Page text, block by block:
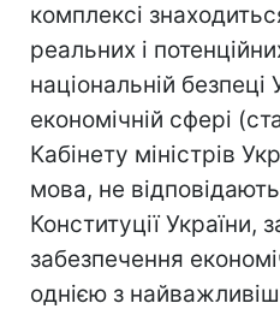
комплексі
реальних і
національній безпеці
економічній сфері
Кабінету міністрів
мова, не відповідають
Конституції України,
забезпечення
однією з